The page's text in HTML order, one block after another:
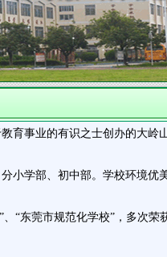
事业的有识之士创办的大岭
学部、初中部。学校环境优
东莞市规范化学校”，多次荣